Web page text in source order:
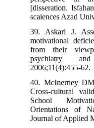
[disseration.
scaiences Azad
39. Askari J.
motivational
from their
psychiatry
2006;11(4):455-62.
40. McInerney
Cross-cultural
School
Orientations of
Journal of Applied